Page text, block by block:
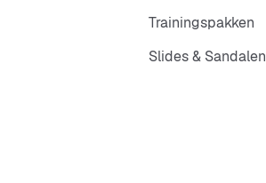
Trainingspakken
Slides & Sandalen